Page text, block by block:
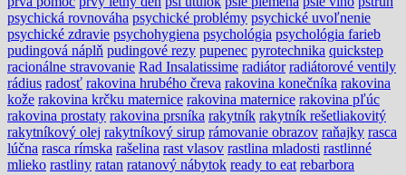
psychická rovnováha psychické problémy psychické uvoľnenie
psychické zdravie psychohygiena psychológia psychológia farieb
pudingová náplň pudingové rezy pupenec pyrotechnika quickstep
racionálne stravovanie Rad Insalatissime radiátor radiátorové ventily
rádius radosť rakovina hrubého čreva rakovina konečníka rakovina
kože rakovina krčku maternice rakovina maternice rakovina pľúc
rakovina prostaty rakovina prsníka rakytník rakytník rešetliakovitý
rakytníkový olej rakytníkový sirup rámovanie obrazov raňajky rasca
lúčna rasca rímska rašelina rast vlasov rastlina mladosti rastlinné
mlieko rastliny ratan ratanový nábytok ready to eat rebarbora